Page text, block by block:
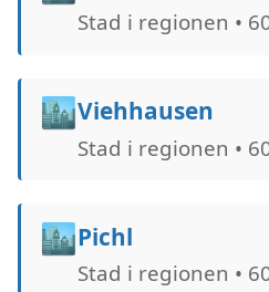
Stad i regionen •
🏙️Viehhausen
Stad i regionen •
🏙️Pichl
Stad i regionen •